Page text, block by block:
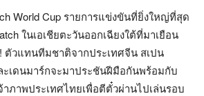
World Cup รายการแข่งขันที่ยิ่งใหญ่ที่สุด
ในเอเชียตะวันออกเฉียงใต้ที่มาเยือน
ตัวแทนทีมชาติจากประเทศจีน สเปน
ะเดนมาร์กจะมาประชันฝีมือกันพร้อมกับ
ภาพประเทศไทยเพื่อตีตั๋วผ่านไปเล่นรอบ